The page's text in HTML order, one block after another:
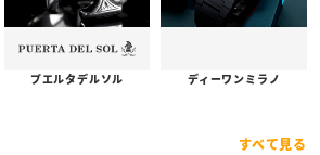
プエルタデルソル ディーワンミラノ
すべて見る